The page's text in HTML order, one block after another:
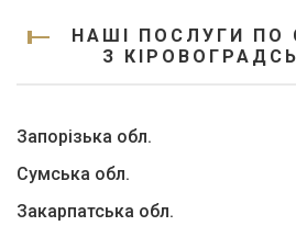
НАШІ ПОСЛУГИ ПО
З
Запорізька обл.
Сумська обл.
Закарпатська обл.